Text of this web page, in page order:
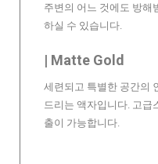
주변의 어느 것에도 방해
하실 수 있습니다.
| Matte Gold
세련되고 특별한 공간의
드리는 액자입니다. 고급
출이 가능합니다.